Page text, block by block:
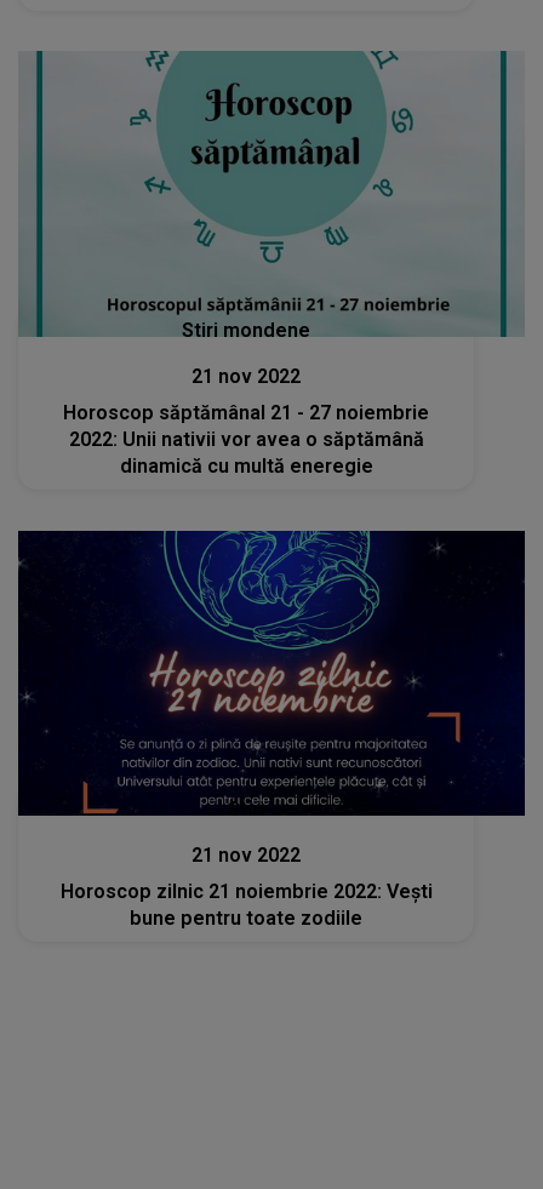
Stiri mondene
21 nov 2022
Horoscop săptămânal 21 - 27 noiembrie
2022: Unii nativii vor avea o săptămână
dinamică cu multă eneregie
Stiri
21 nov 2022
Horoscop zilnic 21 noiembrie 2022: Vești
bune pentru toate zodiile